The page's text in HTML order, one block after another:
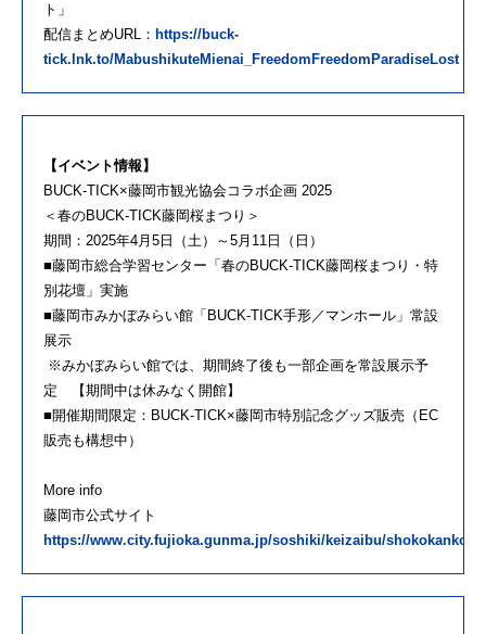
ト」
配信まとめURL： https://buck-
tick.lnk.to/MabushikuteMienai_FreedomFreedomParadiseLost
【イベント情報】
BUCK-TICK×藤岡市観光協会コラボ企画 2025
＜春のBUCK-TICK藤岡桜まつり＞
期間：2025年4月5日（土）～5月11日（日）
■藤岡市総合学習センター「春のBUCK-TICK藤岡桜まつり・特
別花壇」実施
■藤岡市みかぼみらい館「BUCK-TICK手形／マンホール」常設
展示
※みかぼみらい館では、期間終了後も一部企画を常設展示予
定 【期間中は休みなく開館】
■開催期間限定：BUCK-TICK×藤岡市特別記念グッズ販売（EC
販売も構想中）
More info
藤岡市公式サイト
https://www.city.fujioka.gunma.jp/soshiki/keizaibu/shokokanko/2/